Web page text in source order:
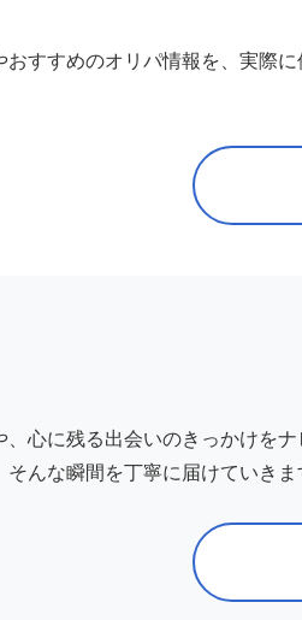
すすめのオリパ情報を、実際
心に残る出会いのきっかけをナ
んな瞬間を丁寧に届けていきま